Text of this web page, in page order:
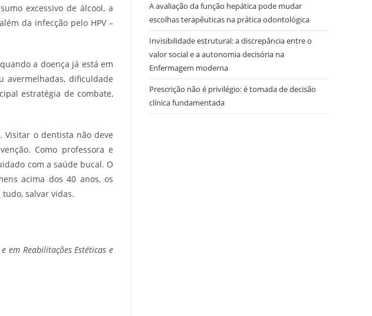
excessivo de álcool, a
da infecção pelo HPV –
a doença já está em
avermelhadas, dificuldade
estratégia de combate,
Visitar o dentista não deve
Como professora e
com a saúde bucal. O
acima dos 40 anos, os
salvar vidas.
em Reabilitações Estéticas e
A avaliação da função hepática pode mudar
escolhas terapêuticas na prática odontológica
Invisibilidade estrutural: a discrepância entre o
valor social e a autonomia decisória na
Enfermagem moderna
Prescrição não é privilégio: é tomada de decisão
clínica fundamentada